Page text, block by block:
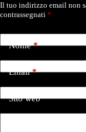
Il tuo indirizzo email non
contrassegnati *
Nome*
Email*
Sito web